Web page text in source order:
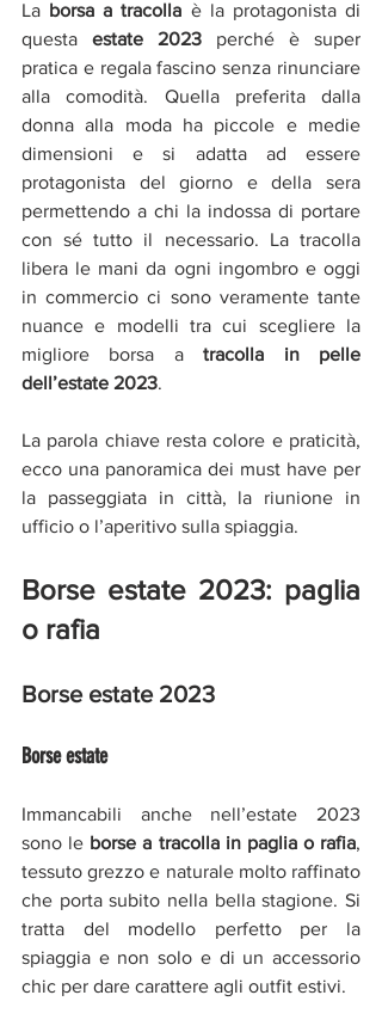
La borsa a tracolla è la protagonista di
questa estate 2023 perché è super
pratica e regala fascino senza rinunciare
alla comodità. Quella preferita dalla
donna alla moda ha piccole e medie
dimensioni e si adatta ad essere
protagonista del giorno e della sera
permettendo a chi la indossa di portare
con sé tutto il necessario. La tracolla
libera le mani da ogni ingombro e oggi
in commercio ci sono veramente tante
nuance e modelli tra cui scegliere la
migliore borsa a tracolla in pelle
dell’estate 2023.
La parola chiave resta colore e praticità,
ecco una panoramica dei must have per
la passeggiata in città, la riunione in
ufficio o l’aperitivo sulla spiaggia.
Borse estate 2023: paglia
o rafia
Borse estate 2023
Borse estate
Immancabili anche nell’estate 2023
sono le borse a tracolla in paglia o rafia,
tessuto grezzo e naturale molto raffinato
che porta subito nella bella stagione. Si
tratta del modello perfetto per la
spiaggia e non solo e di un accessorio
chic per dare carattere agli outfit estivi.